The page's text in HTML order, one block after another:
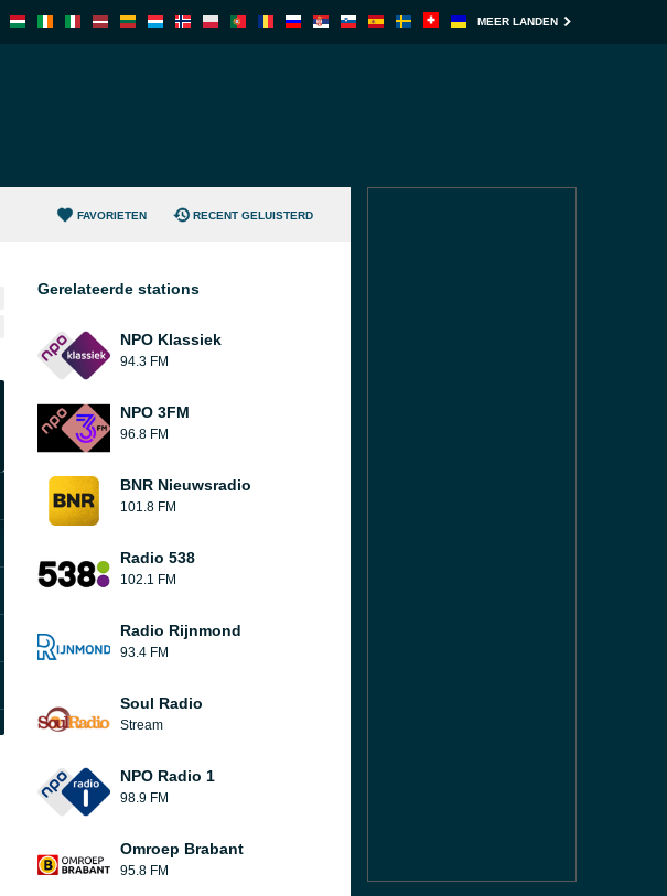
MEER LANDEN
FAVORIETEN RECENT GELUISTERD
Gerelateerde stations
NPO Klassiek
94.3 FM
NPO 3FM
96.8 FM
BNR Nieuwsradio
101.8 FM
Radio 538
102.1 FM
Radio Rijnmond
93.4 FM
Soul Radio
Stream
NPO Radio 1
98.9 FM
Omroep Brabant
95.8 FM